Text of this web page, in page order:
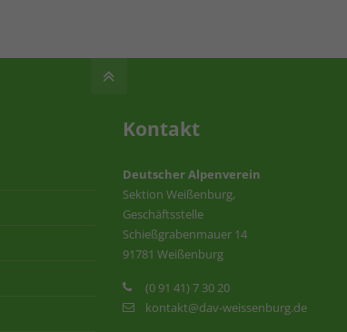
Kontakt
Deutscher Alpenverein
Sektion Weißenburg,
Geschäftsstelle
Schießgrabenmauer 14
91781 Weißenburg
(0 91 41) 7 30 20
kontakt@dav-weissenburg.de